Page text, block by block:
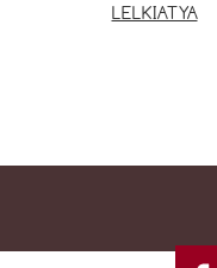
LELKIATYA